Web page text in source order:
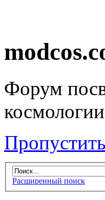
Форум
космологии
Пропустить
Расширенный поиск